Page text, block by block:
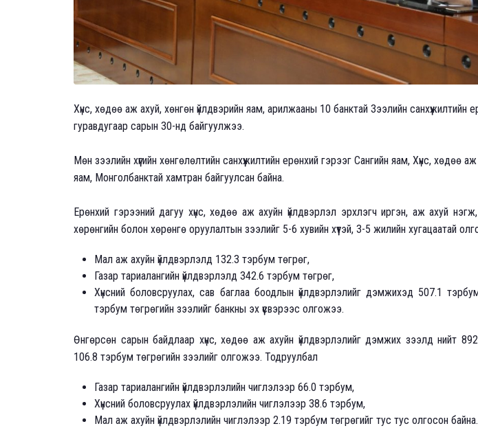
Хүнс, хөдөө аж ахуй, хөнгөн үйлдвэрийн яам, арилжааны 10 банктай Зээлийн санхүүжилтийн
гуравдугаар сарын 30-нд байгуулжээ.
Мөн зээлийн хүүгийн хөнгөлөлтийн санхүүжилтийн ерөнхий гэрээг Сангийн яам, Хүнс, хөдөө
яам, Монголбанктай хамтран байгуулсан байна.
Ерөнхий гэрээний дагуу хүнс, хөдөө аж ахуйн үйлдвэрлэл эрхлэгч иргэн, аж ахуй
хөрөнгийн болон хөрөнгө оруулалтын зээлийг 5-6 хувийн хүүтэй, 3-5 жилийн хугацаатай
Мал аж ахуйн үйлдвэрлэлд 132.3 тэрбум төгрөг,
Газар тариалангийн үйлдвэрлэлд 342.6 тэрбум төгрөг,
Хүнсний боловсруулах, сав баглаа боодлын үйлдвэрлэлийг дэмжихэд 507.1
тэрбум төгрөгийн зээлийг банкны эх үүсвэрээс олгожээ.
Өнгөрсөн сарын байдлаар хүнс, хөдөө аж ахуйн үйлдвэрлэлийг дэмжих зээлд нийт
106.8 тэрбум төгрөгийн зээлийг олгожээ. Тодруулбал
Газар тариалангийн үйлдвэрлэлийн чиглэлээр 66.0 тэрбум,
Хүнсний боловсруулах үйлдвэрлэлийн чиглэлээр 38.6 тэрбум,
Мал аж ахуйн үйлдвэрлэлийн чиглэлээр 2.19 тэрбум төгрөгийг тус тус олгосон байна.